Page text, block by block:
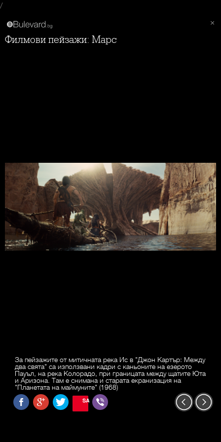
/
Филмови пейзажи: Марс
За пейзажите от митичната река Ис в "Джон Картър: Между
два свята" са използвани кадри с каньоните на езерото
Пауъл, на река Колорадо, при границата между щатите Юта
и Аризона. Там е снимана и старата екранизация на
"Планетата на маймуните" (1968)
SAVE